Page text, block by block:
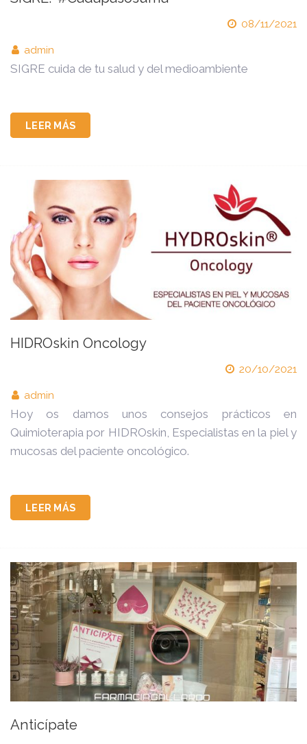
08/11/2021
admin
SIGRE cuida de tu salud y del medioambiente
LEER MÁS
HIDROskin Oncology
20/10/2021
admin
Hoy os damos unos consejos prácticos en
Quimioterapia por HIDROskin, Especialistas en la piel y
mucosas del paciente oncológico.
LEER MÁS
Anticípate